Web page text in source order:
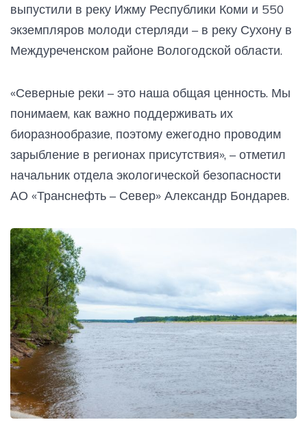
выпустили в реку Ижму Республики Коми и 550
экземпляров молоди стерляди – в реку Сухону в
Междуреченском районе Вологодской области.
«Северные реки – это наша общая ценность. Мы
понимаем, как важно поддерживать их
биоразнообразие, поэтому ежегодно проводим
зарыбление в регионах присутствия», – отметил
начальник отдела экологической безопасности
АО «Транснефть – Север» Александр Бондарев.